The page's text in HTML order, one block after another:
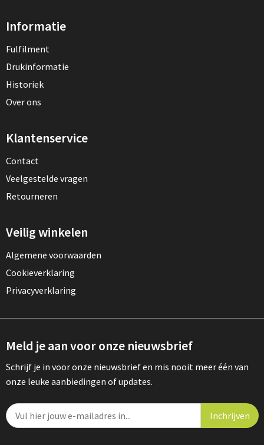
Informatie
Fulfilment
Drukinformatie
Historiek
Over ons
Klantenservice
Contact
Veelgestelde vragen
Retourneren
Veilig winkelen
Algemene voorwaarden
Cookieverklaring
Privacyverklaring
Meld je aan voor onze nieuwsbrief
Schrijf je in voor onze nieuwsbrief en mis nooit meer één van
onze leuke aanbiedingen of updates.